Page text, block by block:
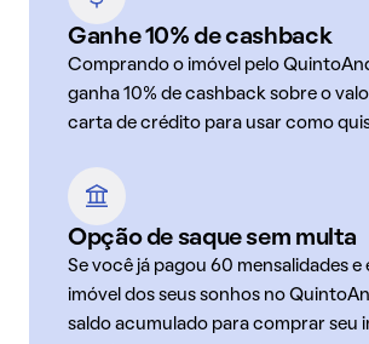
Ganhe 10% de cashback
Comprando o imóvel pelo
ganha 10% de cashback sobre o
carta de crédito para usar como
Opção de saque sem multa
Se você já pagou 60 mensalidades
imóvel dos seus sonhos no
saldo acumulado para comprar seu